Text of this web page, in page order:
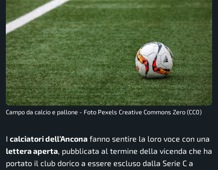
Campo da calcio e pallone - Foto Pexels Creative Commons Zero (CC0)
I calciatori dell’Ancona fanno sentire la loro voce con una
lettera aperta, pubblicata al termine della vicenda che ha
portato il club dorico a essere escluso dalla Serie C a